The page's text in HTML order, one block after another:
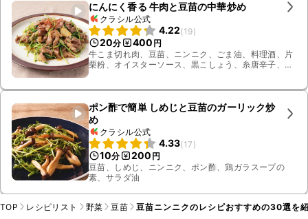
にんにく香る 牛肉と豆苗の中華炒め
クラシル公式
4.22(19)
20分 400 円
牛こま切れ肉、豆苗、ニンニク、ごま油、料理酒、片
栗粉、オイスターソース、黒こしょう、糸唐辛子、鶏
ポン酢で簡単 しめじと豆苗のガーリック炒
め
クラシル公式
4.33(17 )
10分 200 円
豆苗、しめじ、ニンニク、ポン酢、鶏ガラスープの
素、サラダ油
TOP レシピリスト 野菜 豆苗 豆苗ニンニクのレシピおすすめの30選を